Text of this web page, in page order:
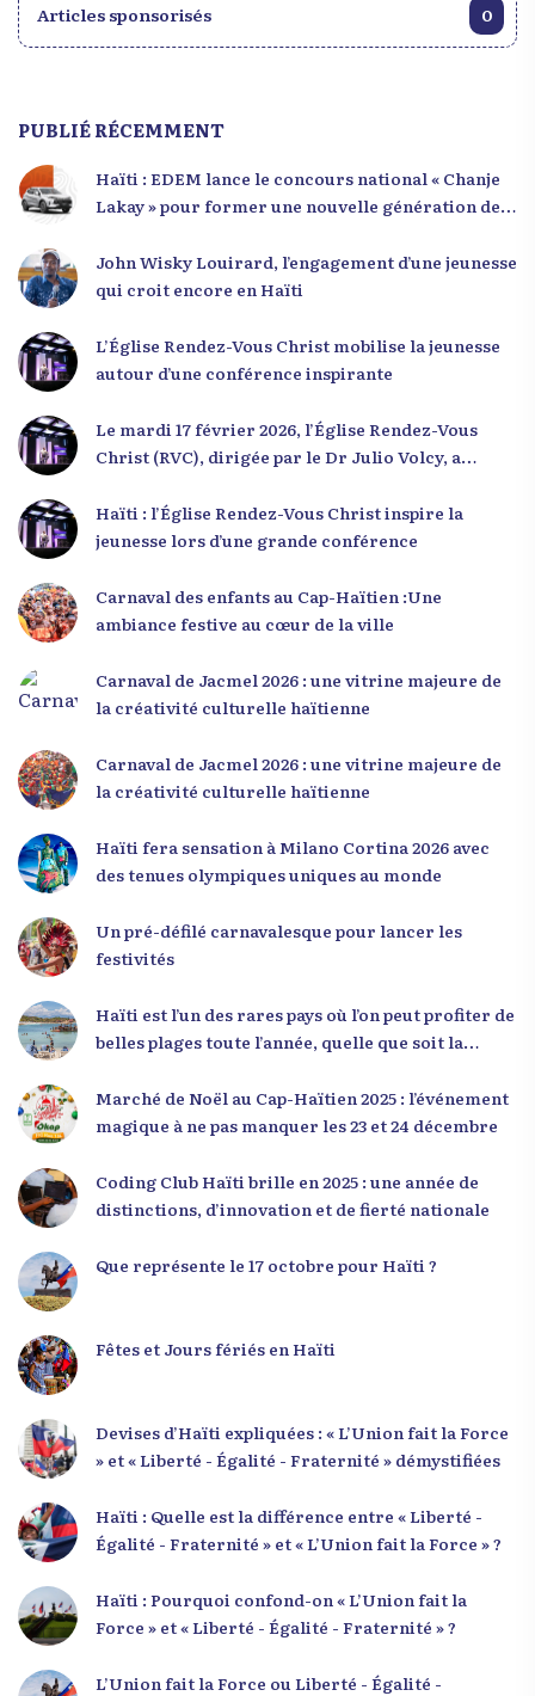
Articles sponsorisés 0
PUBLIÉ RÉCEMMENT
Haïti : EDEM lance le concours national « Chanje
Lakay » pour former une nouvelle génération de
John Wisky Louirard, l’engagement d’une jeunesse
qui croit encore en Haïti
L’Église Rendez-Vous Christ mobilise la jeunesse
autour d’une conférence inspirante
Le mardi 17 février 2026, l’Église Rendez-Vous
Christ (RVC), dirigée par le Dr Julio Volcy, a
dans ses locaux à Delmas 75 pour une conférence
placée sous le thème « Menm Ou Menm Tou ».
occasion unique de se rencontrer, d’échanger et
d’écouter des interventions motivantes centrées
citoyen. Des messages forts pour la jeunesse Lors
de sa première intervention, intitulée « Jenès la
croire en leur potentiel et à rejeter toute forme
de fatalisme. Il a particulièrement insisté sur
pouvons pas résoudre un problème avec la
mentalité qui l’a créé. » Il a encouragé la jeunesse
sur la discipline, l’excellence et la responsabilité.
Le révérend a également rappelé que la jeunesse
du pays, et qu’un engagement structuré de
seulement 4 % d’entre eux pourrait modifier
significativement la trajectoire nationale. Sa
seconde intervention, « Jenès la ak responsablite l
», a souligné le lien indissociable entre potentiel et
responsabilité. Le Dr Volcy a invité les jeunes à
communautés, à investir dans leur formation et à
développer un leadership intègre. Appel à un
Haïti : l’Église Rendez-Vous Christ inspire la
jeunesse lors d’une grande conférence
Carnaval des enfants au Cap-Haïtien :Une
ambiance festive au cœur de la ville
Carnaval de Jacmel 2026 : une vitrine majeure de
la créativité culturelle haïtienne
Carnaval de Jacmel 2026 : une vitrine majeure de
la créativité culturelle haïtienne
Haïti fera sensation à Milano Cortina 2026 avec
des tenues olympiques uniques au monde
Un pré-défilé carnavalesque pour lancer les
festivités
Haïti est l’un des rares pays où l’on peut profiter de
belles plages toute l’année, quelle que soit la
Marché de Noël au Cap-Haïtien 2025 : l’événement
magique à ne pas manquer les 23 et 24 décembre
Coding Club Haïti brille en 2025 : une année de
distinctions, d’innovation et de fierté nationale
Que représente le 17 octobre pour Haïti ?
Fêtes et Jours fériés en Haïti
Devises d’Haïti expliquées : « L’Union fait la Force
» et « Liberté - Égalité - Fraternité » démystifiées
Haïti : Quelle est la différence entre « Liberté -
Égalité - Fraternité » et « L’Union fait la Force » ?
Haïti : Pourquoi confond-on « L’Union fait la
Force » et « Liberté - Égalité - Fraternité » ?
L’Union fait la Force ou Liberté - Égalité -